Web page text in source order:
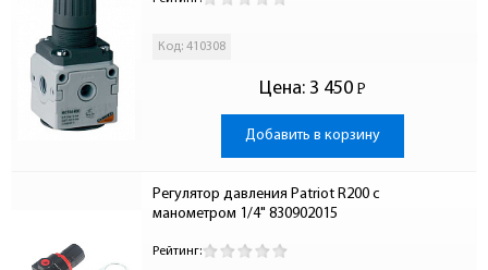
Код: 410308
Цена: 3 450 Р
-
Добавить в корзину
Регулятор давления Patriot R200 с
манометром 1/4" 830902015
Рейтинг: